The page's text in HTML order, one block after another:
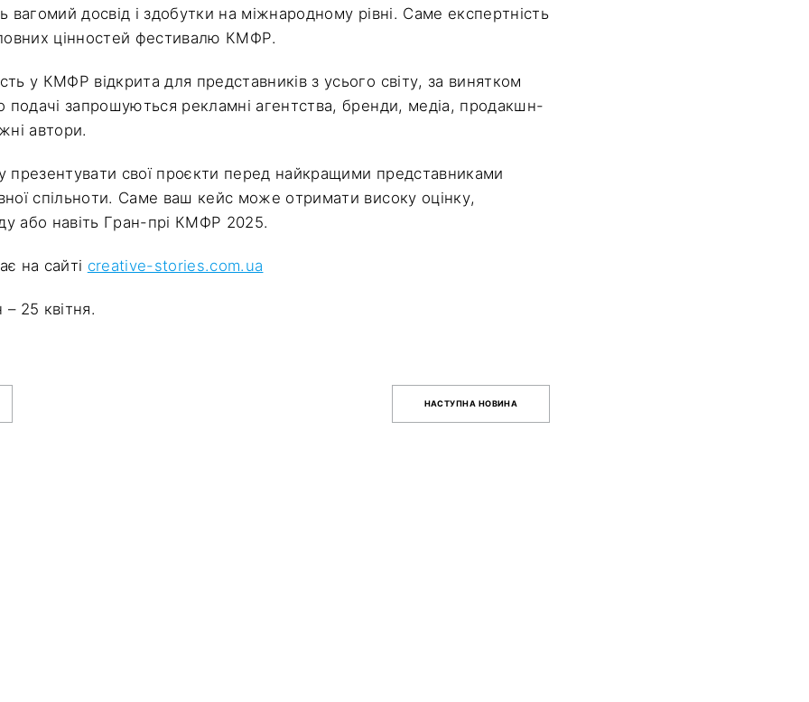
вагомий досвід і здобутки на міжнародному рівні. Саме експертність
цінностей фестивалю КМФР.
у КМФР відкрита для представників з усього світу, за винятком
подачі запрошуються рекламні агентства, бренди, медіа, продакшн-
автори.
презентувати свої проєкти перед найкращими представниками
спільноти. Саме ваш кейс може отримати високу оцінку,
або навіть Гран-прі КМФР 2025.
на сайті creative-stories.com.ua
25 квітня.
НАСТУПНА НОВИНА